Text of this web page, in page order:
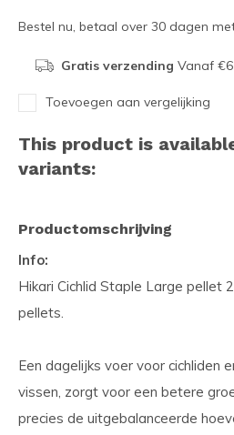
Bestel nu, betaal over 30 dagen
Gratis verzending Vanaf
Toevoegen aan vergelijking
This product is
variants:
Productomschrijving
Info:
Hikari Cichlid Staple Large pellet
pellets.
Een dagelijks voer voor cichliden
vissen, zorgt voor een betere
precies de uitgebalanceerde